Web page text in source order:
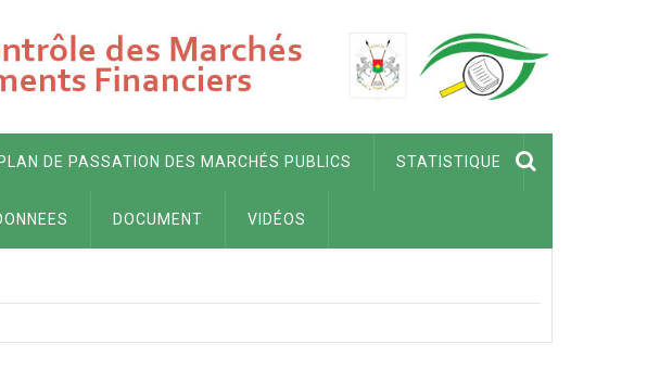
PLAN DE PASSATION DES MARCHÉS PUBLICS STATISTIQUE
DOCUMENT VIDÉOS